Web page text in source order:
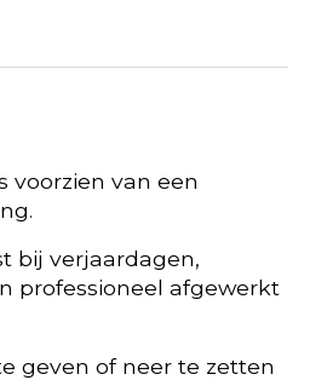
voorzien van een
bij verjaardagen,
professioneel afgewerkt
geven of neer te zetten